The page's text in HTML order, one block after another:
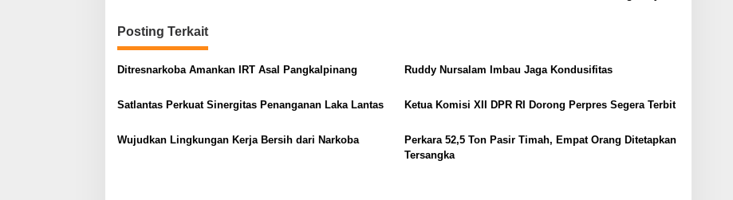
i
g
a
i
p
Posting Terkait
Ditresnarkoba Amankan IRT Asal Pangkalpinang Ruddy Nursalam Imbau Jaga Kondusifitas
Satlantas Perkuat Sinergitas Penanganan Laka Lantas Ketua Komisi XII DPR RI Dorong Perpres Segera Terbit
Wujudkan Lingkungan Kerja Bersih dari Narkoba
Perkara 52,5 Ton Pasir Timah, Empat Orang Ditetapkan
Tersangka